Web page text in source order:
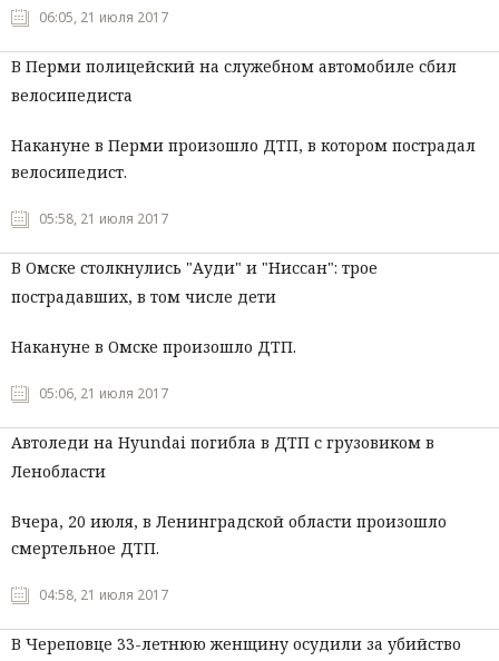
06:05, 21 июля 2017
В Перми полицейский на служебном автомобиле сбил
велосипедиста
Накануне в Перми произошло ДТП, в котором пострадал
велосипедист.
05:58, 21 июля 2017
В Омске столкнулись "Ауди" и "Ниссан": трое
пострадавших, в том числе дети
Накануне в Омске произошло ДТП.
05:06, 21 июля 2017
Автоледи на Hyundai погибла в ДТП с грузовиком в
Ленобласти
Вчера, 20 июля, в Ленинградской области произошло
смертельное ДТП.
04:58, 21 июля 2017
В Череповце 33-летнюю женщину осудили за убийство